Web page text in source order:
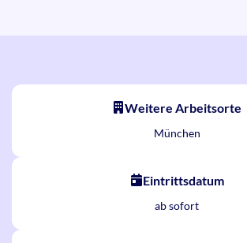
Weitere Arbeitsorte
München
Eintrittsdatum
ab sofort